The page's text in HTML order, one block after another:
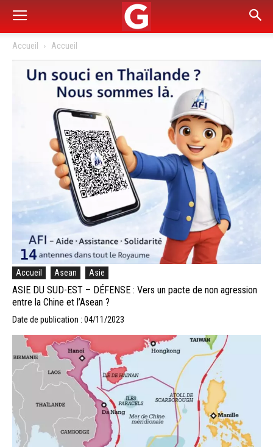
Accueil Accueil
Accueil Asean Asie
ASIE DU SUD-EST – DÉFENSE : Vers un pacte de non agression
entre la Chine et l’Asean ?
Date de publication : 04/11/2023